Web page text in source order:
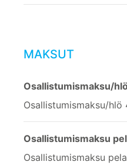
MAKSUT
Osallistumismaksu/hlö
Osallistumismaksu/
Osallistumismaksu
Osallistumismaksu